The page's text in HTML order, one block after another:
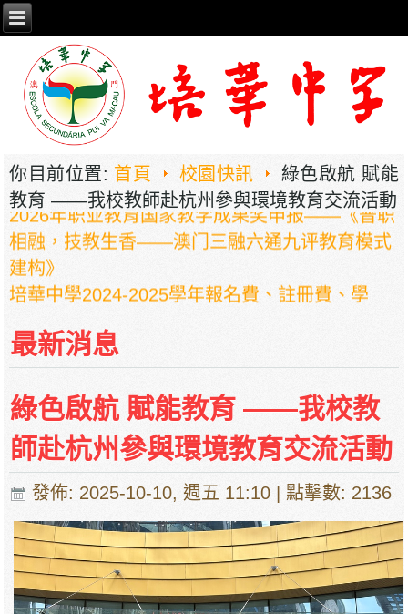
你目前位置: 首頁 校園快訊
綠色啟航 賦能
教育 ——我校教師赴杭州參與環境教育交流活動
2026年职业教育国家教学成果奖申报——《普职
相融，技教生香——澳门三融六通九评教育模式
建构》
培華中學2024-2025學年報名費、註冊費、學
項目
培華中學收費項目一覽表
停課通知
最新消息
綠色啟航 賦能教育 ——我校教
師赴杭州參與環境教育交流活動
發佈: 2025-10-10, 週五 11:10 | 點擊數: 2136